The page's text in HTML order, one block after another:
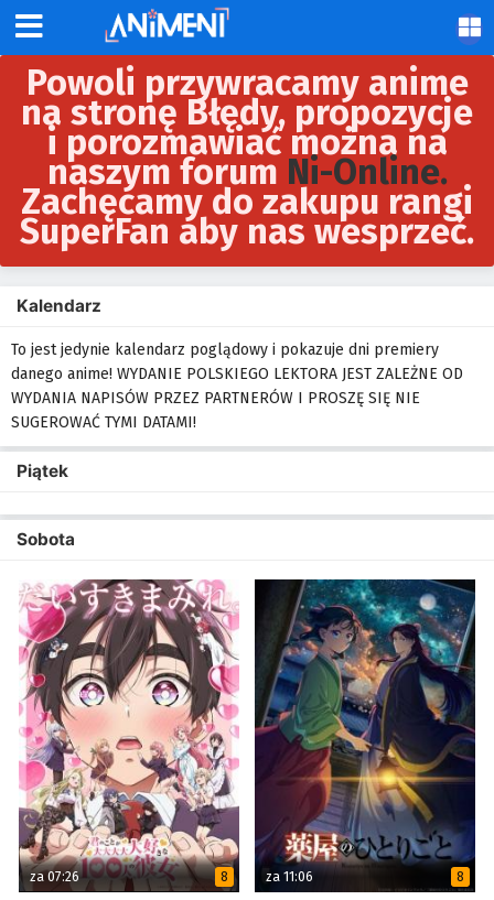
Powoli przywracamy anime
na stronę Błędy, propozycje
i porozmawiać można na
naszym forum Ni-Online.
Zachęcamy do zakupu rangi
SuperFan aby nas wesprzeć.
Kalendarz
To jest jedynie kalendarz poglądowy i pokazuje dni premiery
danego anime! WYDANIE POLSKIEGO LEKTORA JEST ZALEŻNE OD
WYDANIA NAPISÓW PRZEZ PARTNERÓW I PROSZĘ SIĘ NIE
SUGEROWAĆ TYMI DATAMI!
Piątek
Sobota
za 07:26 8 za 11:06 8